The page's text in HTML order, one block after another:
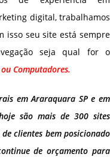
digital, trabalhamos
isso seu site está sempre
seja qual for o
Computadores.
em Araraquara SP e em
são mais de 300 sites
clientes bem posicionado
de orçamento para